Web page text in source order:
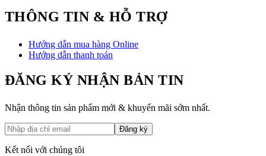
THÔNG TIN & HỖ TRỢ
Hướng dẫn mua hàng Online
Hướng dẫn thanh toán
ĐĂNG KÝ NHẬN BẢN TIN
Nhận thông tin sản phẩm mới & khuyến mãi sớm nhất.
Đăng ký
Kết nối với chúng tôi